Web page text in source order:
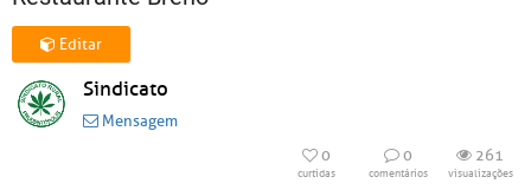
Editar
Sindicato
Mensagem
0
curtidas
0
comentários
261
visualizações